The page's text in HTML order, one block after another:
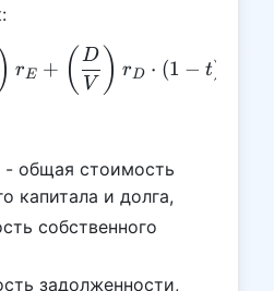
WACC = \left(
) rE + ( V
D ) rD ⋅ (1 − t)
- общая стоимость
капитала и долга,
собственного
задолженности,